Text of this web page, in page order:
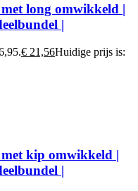
long omwikkeld |
|
€ 21,56Huidige prijs is:
kip omwikkeld |
|